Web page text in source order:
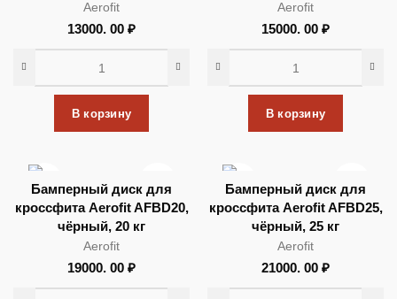
Aerofit
13000. 00 ₽
В корзину
Aerofit
15000. 00 ₽
В корзину
Бамперный диск для
кроссфита Aerofit AFBD20,
чёрный, 20 кг
Aerofit
19000. 00 ₽
Бамперный диск для
кроссфита Aerofit AFBD25,
чёрный, 25 кг
Aerofit
21000. 00 ₽